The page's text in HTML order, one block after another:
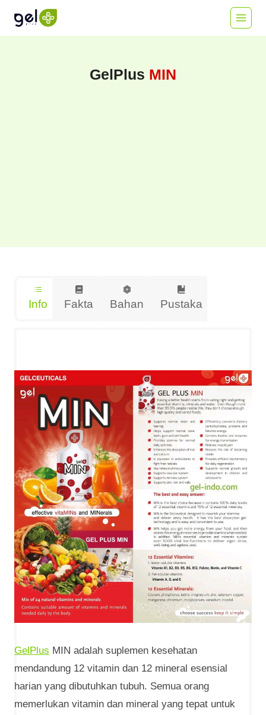
GelPlus MIN
Info Fakta Bahan Pustaka
GelPlus MIN adalah suplemen kesehatan
mendandung 12 vitamin dan 12 mineral esensial
harian yang dibutuhkan tubuh. Semua orang
memerlukan vitamin dan mineral yang tepat untuk